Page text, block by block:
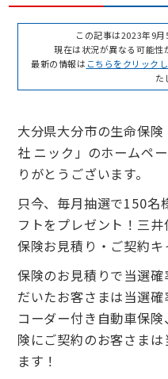
この記事は2023年9月
現在は状況が異なる可能性
最新の情報は こちらをクリック
た
大分県大分市の生命保
社 ニック」のホームペ
りがとうございます。
只今、毎月抽選で150
フトをプレゼント！三
保険お見積り・ご契約キ
保険のお見積りで当選
だいたお客さまは当選
コーダー付き自動車保
険にご契約のお客さま
ます！